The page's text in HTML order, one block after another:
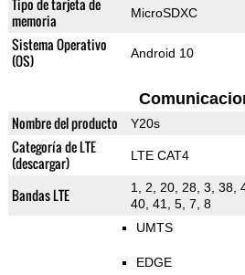
Tipo de tarjeta de
memoria
MicroSDXC
Sistema Operativo
(OS)
Android 10
Nombre del producto Y20s
Categoría de LTE
(descargar)
LTE CAT4
Bandas LTE
1, 2, 20, 28, 3, 38,
40, 41, 5, 7, 8
UMTS
EDGE